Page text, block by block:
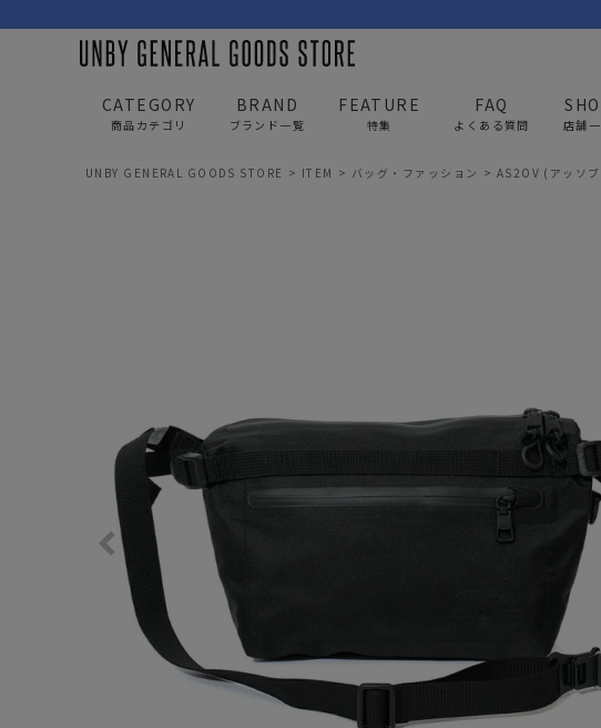
CATEGORY
商品カテゴリ
トートバッグ/ボストン
ポーチ・クラッチ
キャップ/帽子
シューズ/靴下
サングラス/メガネ
BRAND
ブランド一覧
FEATURE
特集
FAQ
よくある質問 店舗
UNBY GENERAL GOODS STORE ITEM バッグ・ファッション AS2OV (アッソ